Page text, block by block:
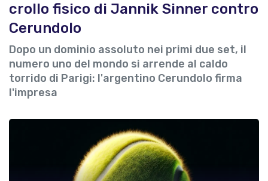
crollo fisico di Jannik Sinner contro
Cerundolo
Dopo un dominio assoluto nei primi due set, il
numero uno del mondo si arrende al caldo
torrido di Parigi: l'argentino Cerundolo firma
l'impresa